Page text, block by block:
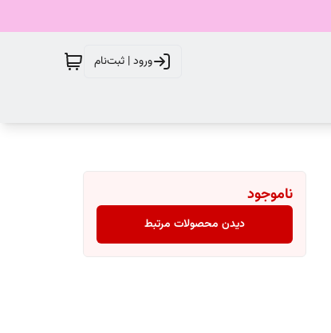
ورود | ثبت‌نام
ناموجود
دیدن محصولات مرتبط